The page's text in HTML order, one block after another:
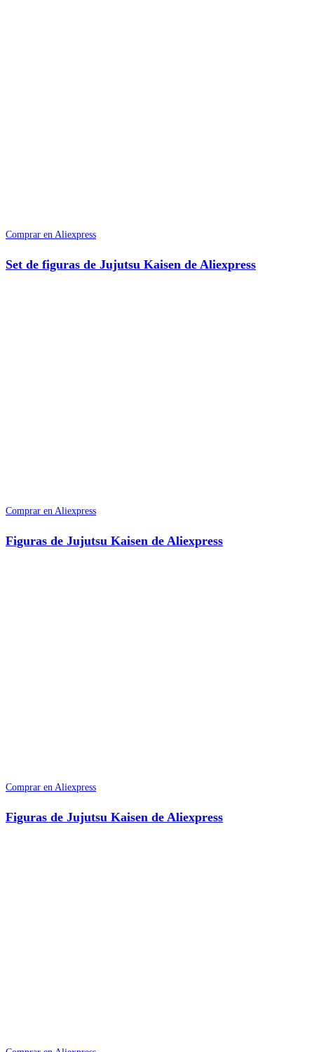
Comprar en Aliexpress
Set de figuras de Jujutsu Kaisen de Aliexpress
Comprar en Aliexpress
Figuras de Jujutsu Kaisen de Aliexpress
Comprar en Aliexpress
Figuras de Jujutsu Kaisen de Aliexpress